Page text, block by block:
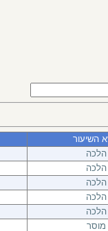
השיעור
הלכה
הלכה
הלכה
הלכה
הלכה
מוסר